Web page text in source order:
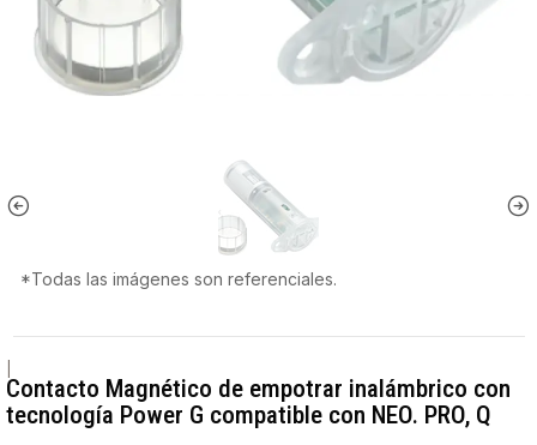
*Todas las imágenes son referenciales.
Contacto Magnético de empotrar inalámbrico con
tecnología Power G compatible con NEO. PRO, Q